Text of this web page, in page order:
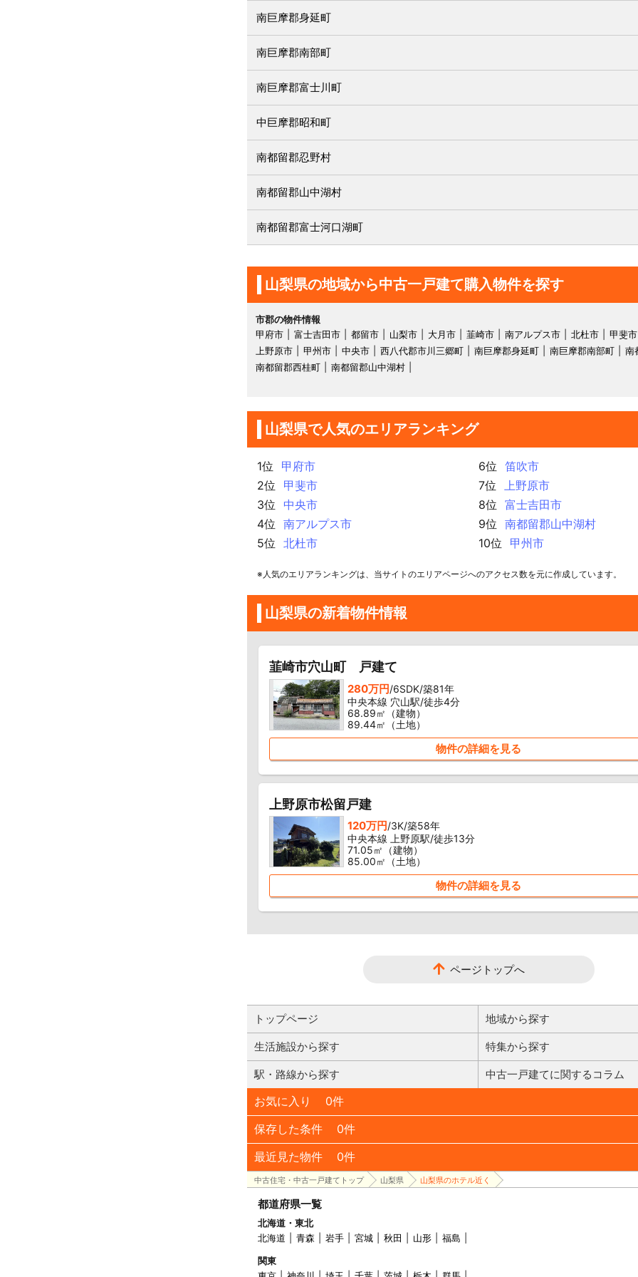
南巨摩郡身延町
南巨摩郡南部町
南巨摩郡富士川町
中巨摩郡昭和町
南都留郡忍野村
南都留郡山中湖村
南都留郡富士河口湖町
山梨県の地域から中古一戸建て購入物件を探す
市郡の物件情報
甲府市
富士吉田市 都留市 山梨市 大月市 韮崎市 南アルプス市 北杜市 甲斐市
上野原市
甲州市 中央市 西八代郡市川三郷町 南巨摩郡身延町 南巨摩郡南部町
南
南都留郡西桂町
南都留郡山中湖村
山梨県で人気のエリアランキング
1位
甲府市
2位
甲斐市
3位
中央市
4位
南アルプス市
5位
北杜市
6位
笛吹市
7位
上野原市
8位
富士吉田市
9位
南都留郡山中湖村
10位
甲州市
※人気のエリアランキングは、当サイトのエリアページへのアクセス数を元に作成しています。
山梨県の新着物件情報
韮崎市穴山町 戸建て
280万円/6SDK/築81年
中央本線 穴山駅/徒歩4分
68.89㎡（建物）
89.44㎡（土地）
物件の詳細を見る
上野原市松留戸建
120万円/3K/築58年
中央本線 上野原駅/徒歩13分
71.05㎡（建物）
85.00㎡（土地）
物件の詳細を見る
ページトップへ
トップページ 地域から探す
生活施設から探す 特集から探す
駅・路線から探す 中古一戸建てに関するコラム
お気に入り
0件
保存した条件
0件
最近見た物件
0件
中古住宅・中古一戸建てトップ 山梨県 山梨県のホテル近く
都道府県一覧
北海道・東北
北海道
青森 岩手 宮城 秋田 山形
福島
関東